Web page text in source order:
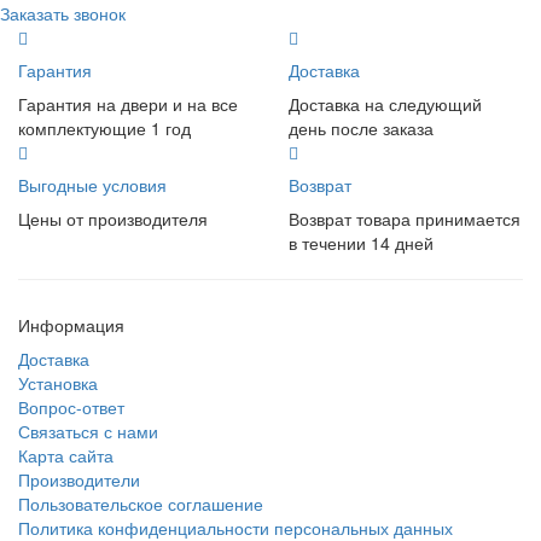
Заказать звонок
Гарантия
Гарантия на двери и на все
комплектующие 1 год
Доставка
Доставка на следующий
день после заказа
Выгодные условия
Цены от производителя
Возврат
Возврат товара принимается
в течении 14 дней
Информация
Доставка
Установка
Вопрос-ответ
Связаться с нами
Карта сайта
Производители
Пользовательское соглашение
Политика конфиденциальности персональных данных